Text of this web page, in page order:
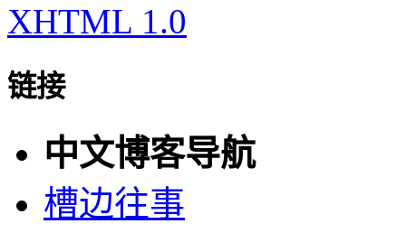
XHTML 1.0
链接
中文博客导航
槽边往事